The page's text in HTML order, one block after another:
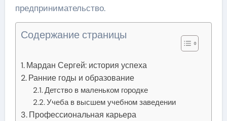
предпринимательство.
Содержание страницы
Мардан Сергей: история успеха
Ранние годы и образование
Детство в маленьком городке
Учеба в высшем учебном заведении
Профессиональная карьера